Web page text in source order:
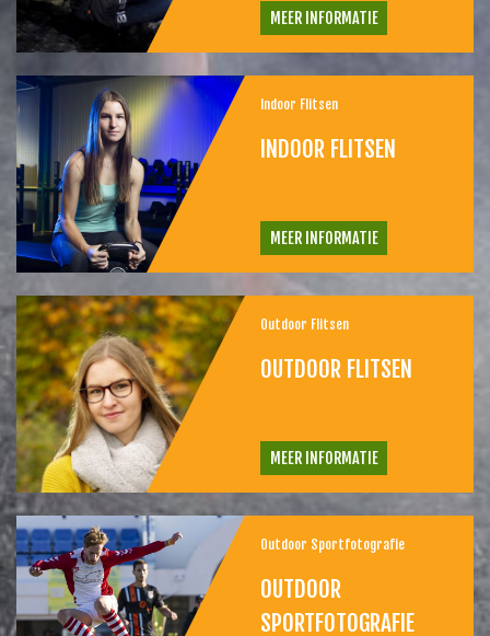
MEER INFORMATIE
Indoor Flitsen
INDOOR FLITSEN
MEER INFORMATIE
Outdoor Flitsen
OUTDOOR FLITSEN
MEER INFORMATIE
Outdoor Sportfotografie
OUTDOOR
SPORTFOTOGRAFIE